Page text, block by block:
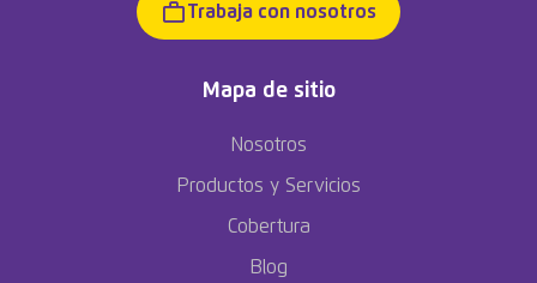
Mapa de sitio
Nosotros
Productos y Servicios
Cobertura
Blog
Trabaja con nosotros